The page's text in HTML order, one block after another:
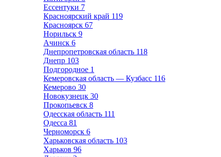
Ессентуки 7
Красноярский край 119
Красноярск 67
Норильск 9
Ачинск 6
Днепропетровская область 118
Днепр 103
Подгородное 1
Кемеровская область — Кузбасс 116
Кемерово 30
Новокузнецк 30
Прокопьевск 8
Одесская область 111
Одесса 81
Черноморск 6
Харьковская область 103
Харьков 96